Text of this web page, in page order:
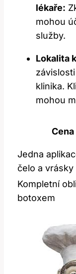
lékaře:
mohou
služby.
Lokalita
klinika.
mohou
Jedna
čelo a
Kompletní
botoxem